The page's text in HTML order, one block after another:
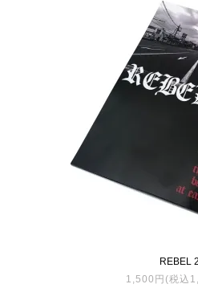
REBEL 2
1,500円(税込